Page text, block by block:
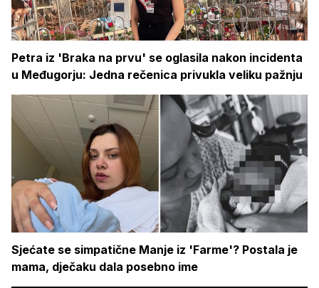
Petra iz 'Braka na prvu' se oglasila nakon incidenta
u Međugorju: Jedna rečenica privukla veliku pažnju
Sjećate se simpatične Manje iz 'Farme'? Postala je
mama, dječaku dala posebno ime